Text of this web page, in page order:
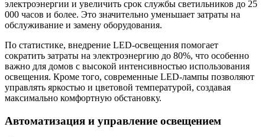
электроэнергии и увеличить срок службы светильников до 25
000 часов и более. Это значительно уменьшает затраты на
обслуживание и замену оборудования.
По статистике, внедрение LED-освещения помогает
сократить затраты на электроэнергию до 80%, что особенно
важно для домов с высокой интенсивностью использования
освещения. Кроме того, современные LED-лампы позволяют
управлять яркостью и цветовой температурой, создавая
максимально комфортную обстановку.
Автоматизация и управление освещением